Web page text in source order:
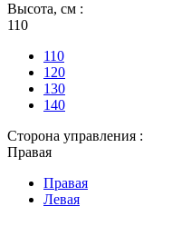
Высота, см :
110
110
120
130
140
Сторона управления :
Правая
Правая
Левая